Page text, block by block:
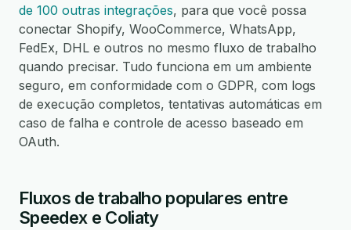
de 100 outras integrações, para que você possa
conectar Shopify, WooCommerce, WhatsApp,
FedEx, DHL e outros no mesmo fluxo de trabalho
quando precisar. Tudo funciona em um ambiente
seguro, em conformidade com o GDPR, com logs
de execução completos, tentativas automáticas em
caso de falha e controle de acesso baseado em
OAuth.
Fluxos de trabalho populares entre
Speedex e Coliaty